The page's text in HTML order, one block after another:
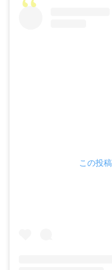
この投